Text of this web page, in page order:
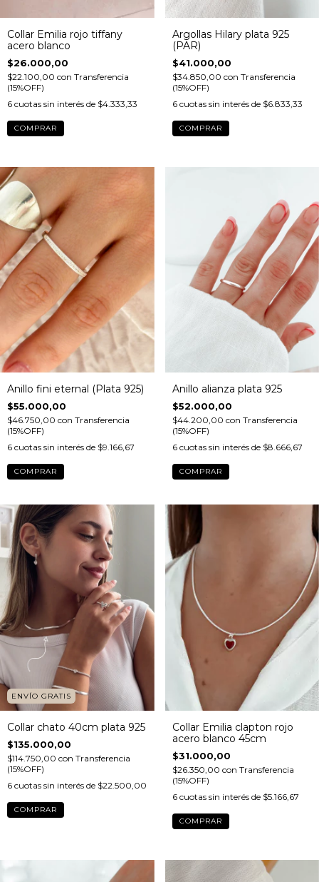
Collar Emilia rojo tiffany
acero blanco
$26.000,00
$22.100,00 con Transferencia
(15%OFF)
6 cuotas sin interés de $4.333,33
Argollas Hilary plata 925
(PAR)
$41.000,00
$34.850,00 con Transferencia
(15%OFF)
6 cuotas sin interés de $6.833,33
Anillo fini eternal (Plata 925)
$55.000,00
$46.750,00 con Transferencia
(15%OFF)
6 cuotas sin interés de $9.166,67
COMPRAR
Anillo alianza plata 925
$52.000,00
$44.200,00 con Transferencia
(15%OFF)
6 cuotas sin interés de $8.666,67
COMPRAR
ENVÍO GRATIS
Collar chato 40cm plata 925
$135.000,00
$114.750,00 con Transferencia
(15%OFF)
6 cuotas sin interés de $22.500,00
Collar Emilia clapton rojo
acero blanco 45cm
$31.000,00
$26.350,00 con Transferencia
(15%OFF)
6 cuotas sin interés de $5.166,67